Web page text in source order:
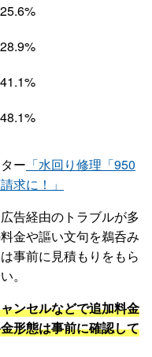
25.6%
28.9%
41.1%
48.1%
ー 「水回り修理「950
求に！」
告経由のトラブルが多
金や謳い文句を鵜呑み
事前に見積もりをもら
。
ンセルなどで追加料金
形態は事前に確認して